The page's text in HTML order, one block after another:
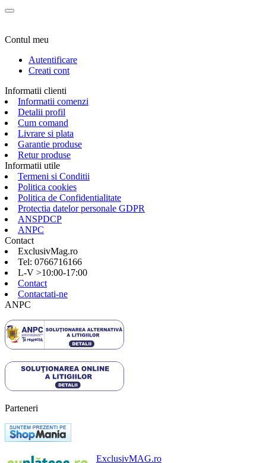
Contul meu
Autentificare
Creati cont
Informatii clienti
Informatii comenzi
Detalii profil
Cum comand
Livrare si plata
Garantie produse
Retur produse
Informatii utile
Termeni si Conditii
Politica cookies
Politica de Confidentialitate
Protectia datelor personale GDPR
ANSPDCP
ANPC
Contact
ExclusivMag.ro
Tel: 0766716166
L-V >10:00-17:00
Contact
Contactati-ne
ANPC
Parteneri
ExclusivMAG.ro